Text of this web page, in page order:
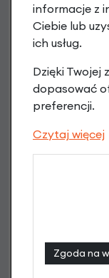
Piasta
informacje z
Ciebie lub
ich usług.
Dzięki Twojej
dopasować
preferencji.
Czytaj więcej
Zgoda na